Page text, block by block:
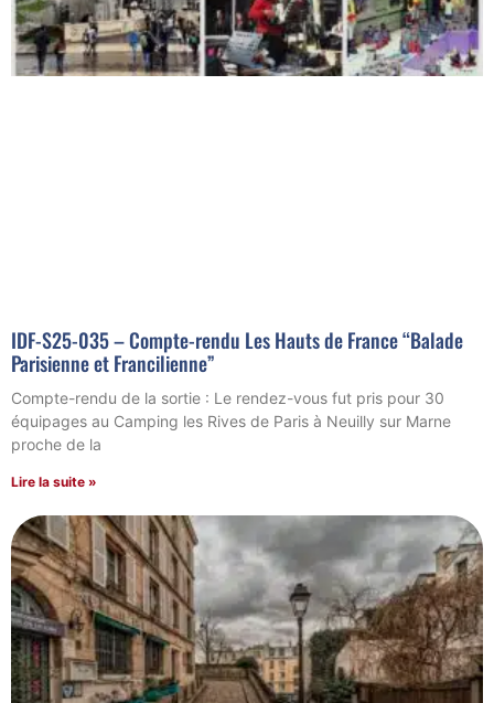
IDF-S25-035 – Compte-rendu Les Hauts de France “Balade
Parisienne et Francilienne”
Compte-rendu de la sortie : Le rendez-vous fut pris pour 30
équipages au Camping les Rives de Paris à Neuilly sur Marne
proche de la
Lire la suite »